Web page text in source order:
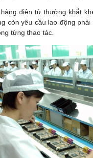
điện tử thường khắt
còn yêu cầu lao động
từng thao tác.